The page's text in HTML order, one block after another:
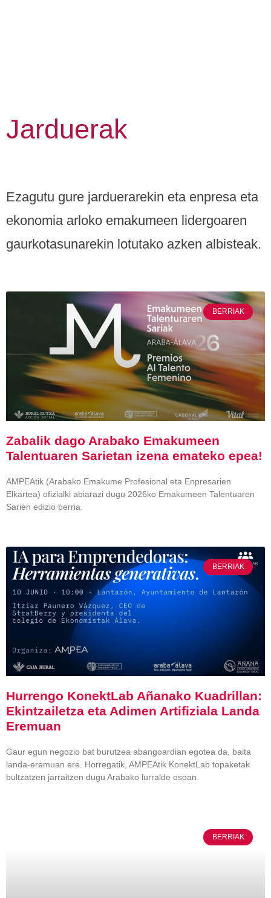
Jarduerak
Ezagutu gure jarduerarekin eta enpresa eta
ekonomia arloko emakumeen lidergoaren
gaurkotasunarekin lotutako azken albisteak.
BERRIAK
Zabalik dago Arabako Emakumeen
Talentuaren Sarietan izena emateko epea!
AMPEAtik (Arabako Emakume Profesional eta Enpresarien
Elkartea) ofizialki abiarazi dugu 2026ko Emakumeen Talentuaren
Sarien edizio berria.
BERRIAK
Hurrengo KonektLab Añanako Kuadrillan:
Ekintzailetza eta Adimen Artifiziala Landa
Eremuan
Gaur egun negozio bat burutzea abangoardian egotea da, baita
landa-eremuan ere. Horregatik, AMPEAtik KonektLab topaketak
bultzatzen jarraitzen dugu Arabako lurralde osoan.
BERRIAK